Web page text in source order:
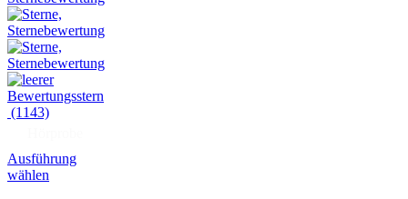
(1143)
Ausführung
wählen